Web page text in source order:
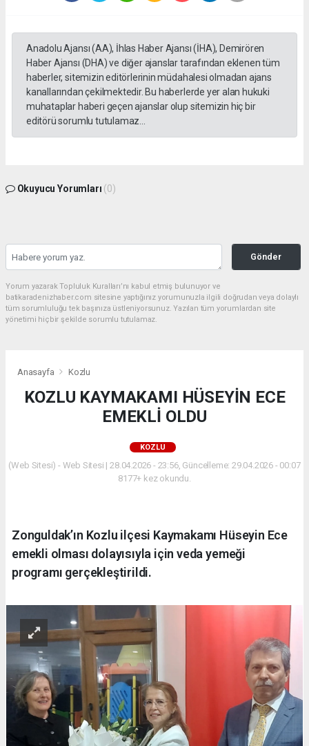
Anadolu Ajansı (AA), İhlas Haber Ajansı (İHA), Demirören
Haber Ajansı (DHA) ve diğer ajanslar tarafından eklenen tüm
haberler, sitemizin editörlerinin müdahalesi olmadan ajans
kanallarından çekilmektedir. Bu haberlerde yer alan hukuki
muhataplar haberi geçen ajanslar olup sitemizin hiç bir
editörü sorumlu tutulamaz...
Okuyucu Yorumları (0)
Gönder
Yorum yazarak Topluluk Kuralları’nı kabul etmiş bulunuyor ve
batikaradenizhaber.com sitesine yaptığınız yorumunuzla ilgili doğrudan veya dolaylı
tüm sorumluluğu tek başınıza üstleniyorsunuz. Yazılan tüm yorumlardan site
yönetimi hiçbir şekilde sorumlu tutulamaz.
Anasayfa Kozlu
KOZLU KAYMAKAMI HÜSEYİN ECE
EMEKLİ OLDU
KOZLU
(Web Sitesi) - Web Sitesi | 28.04.2026 - 23:56, Güncelleme: 29.04.2026 - 00:07
8177+ kez okundu.
Zonguldak’ın Kozlu ilçesi Kaymakamı Hüseyin Ece
emekli olması dolayısıyla için veda yemeği
programı gerçekleştirildi.